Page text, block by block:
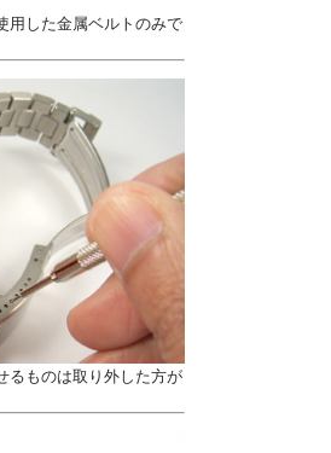
用した金属ベルトのみで
るものは取り外した方が